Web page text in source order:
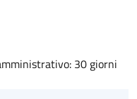
30 giorni